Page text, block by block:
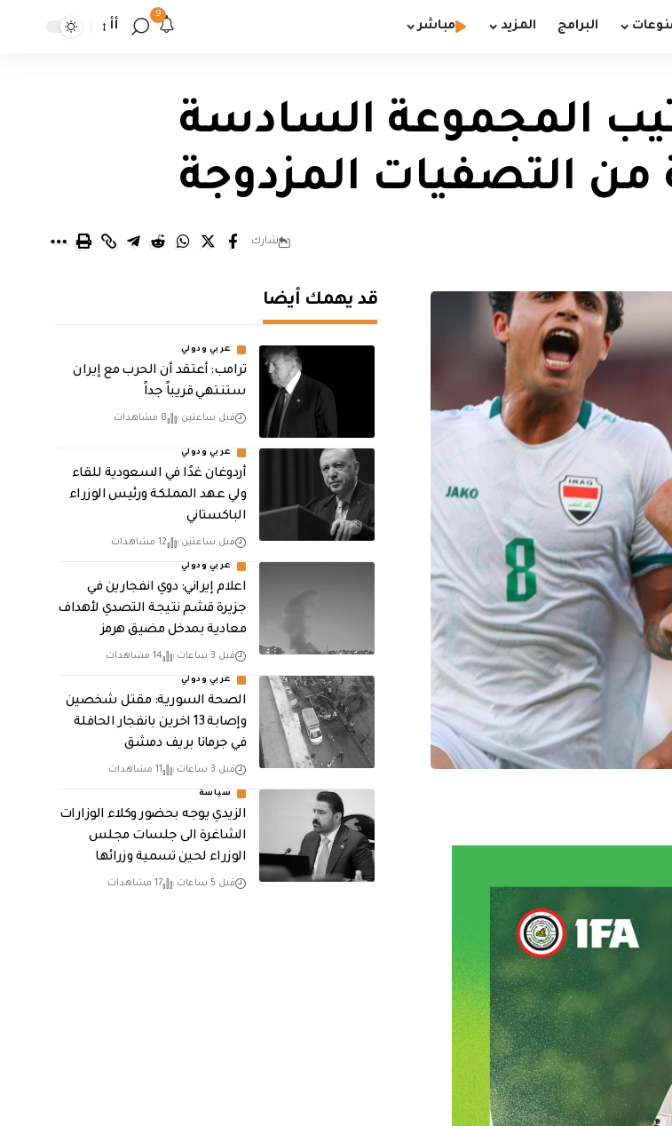
البرامج المزيد مباشر
9
أأ
المجموعة السادسة
من التصفيات المزدوجة
شارك
قد يهمك أيضا
عربي ودولي
‏ترامب: أعتقد أن الحرب مع إيران
ستنتهي قريباً جداً
قبل ساعتين 8 مشاهدات
عربي ودولي
أردوغان غدًا في السعودية للقاء
ولي عهد المملكة ورئيس الوزراء
الباكستاني
قبل ساعتين 12 مشاهدات
عربي ودولي
اعلام إيراني: دوي انفجارين في
جزيرة قشم نتيجة التصدي لأهداف
معادية بمدخل مضيق هرمز
قبل 3 ساعات 14 مشاهدات
عربي ودولي
الصحة السورية: مقتل شخصين
وإصابة 13 اخرين بانفجار الحافلة
في جرمانا بريف دمشق
قبل 3 ساعات 11 مشاهدات
سياسة
الزيدي يوجه بحضور وكلاء الوزارات
الشاغرة الى جلسات مجلس
الوزراء لحين تسمية وزرائها
قبل 5 ساعات 17 مشاهدات